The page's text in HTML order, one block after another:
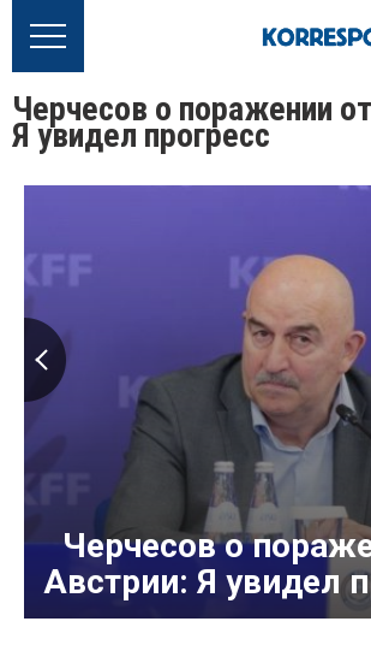
Черчесов о поражении
Я увидел прогресс
Черчесов о
Австрии: Я увидел